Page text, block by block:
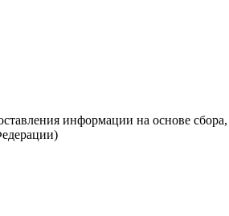
информации на основе сбора,